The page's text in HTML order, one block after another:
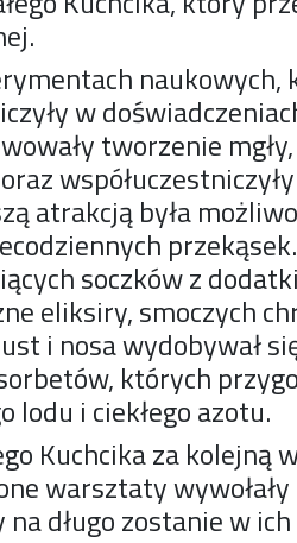
naukowych,
w
tworzenie
atrakcją była
soczków z
eliksiry, smoczych
i nosa wydobywał
których
lodu i ciekłego azotu.
Kuchcika za kolejną
warsztaty
długo zostanie w